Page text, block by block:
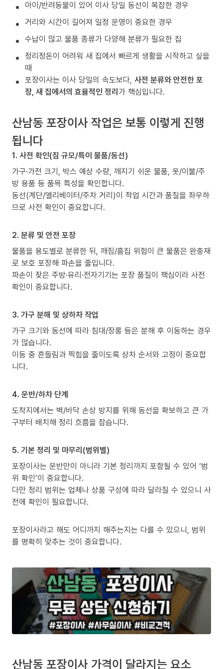
아이/반려동물이 있어 이사 당일 동선이 복잡한 경우
거리와 시간이 길어져 일정 운영이 중요한 경우
수납이 많고 물품 종류가 다양해 분류가 필요한 집
정리정돈이 어려워 새 집에서 빠르게 생활을 시작하고 싶을
때
포장이사는 이사 당일의 속도보다, 사전 분류와 안전한 포
장, 새 집에서의 효율적인 정리가 핵심입니다.
산남동 포장이사 작업은 보통 이렇게 진행
됩니다
1. 사전 확인(짐 규모/특이 물품/동선)
가구·가전 크기, 박스 예상 수량, 깨지기 쉬운 물품, 옷/이불/주
방 용품 등 품목 특성을 확인합니다.
동선(계단/엘리베이터/주차 거리)이 작업 시간과 품질을 좌우하
므로 사전 확인이 중요합니다.
2. 분류 및 안전 포장
물품을 용도별로 분류한 뒤, 깨짐/흠집 위험이 큰 물품은 완충재
로 보호 포장해 파손을 줄입니다.
파손이 잦은 주방·유리·전자기기는 포장 품질이 핵심이라 사전
확인이 중요합니다.
3. 가구 분해 및 상하차 작업
가구 크기와 동선에 따라 침대/장롱 등은 분해 후 이동하는 경우
가 많습니다.
이동 중 흔들림과 찍힘을 줄이도록 상차 순서와 고정이 중요합
니다.
4. 운반/하차 단계
도착지에서는 벽/바닥 손상 방지를 위해 동선을 확보하고 큰 가
구부터 배치해 정리 흐름을 잡습니다.
5. 기본 정리 및 마무리(범위별)
포장이사는 운반만이 아니라 기본 정리까지 포함될 수 있어 ‘범
위 확인’이 중요합니다.
다만 정리 범위는 업체나 상품 구성에 따라 달라질 수 있으니 사
전에 확인이 필요합니다.
포장이사라고 해도 어디까지 해주는지는 다를 수 있으니, 범위
를 명확히 맞추는 것이 중요합니다.
산남동 포장이사 가격이 달라지는 요소